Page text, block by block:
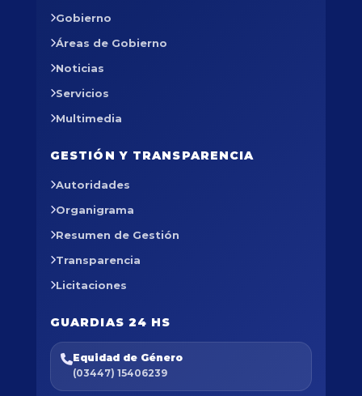
Gobierno
Áreas de Gobierno
Noticias
Servicios
Multimedia
GESTIÓN Y TRANSPARENCIA
Autoridades
Organigrama
Resumen de Gestión
Transparencia
Licitaciones
GUARDIAS 24 HS
Equidad de Género
(03447) 15406239